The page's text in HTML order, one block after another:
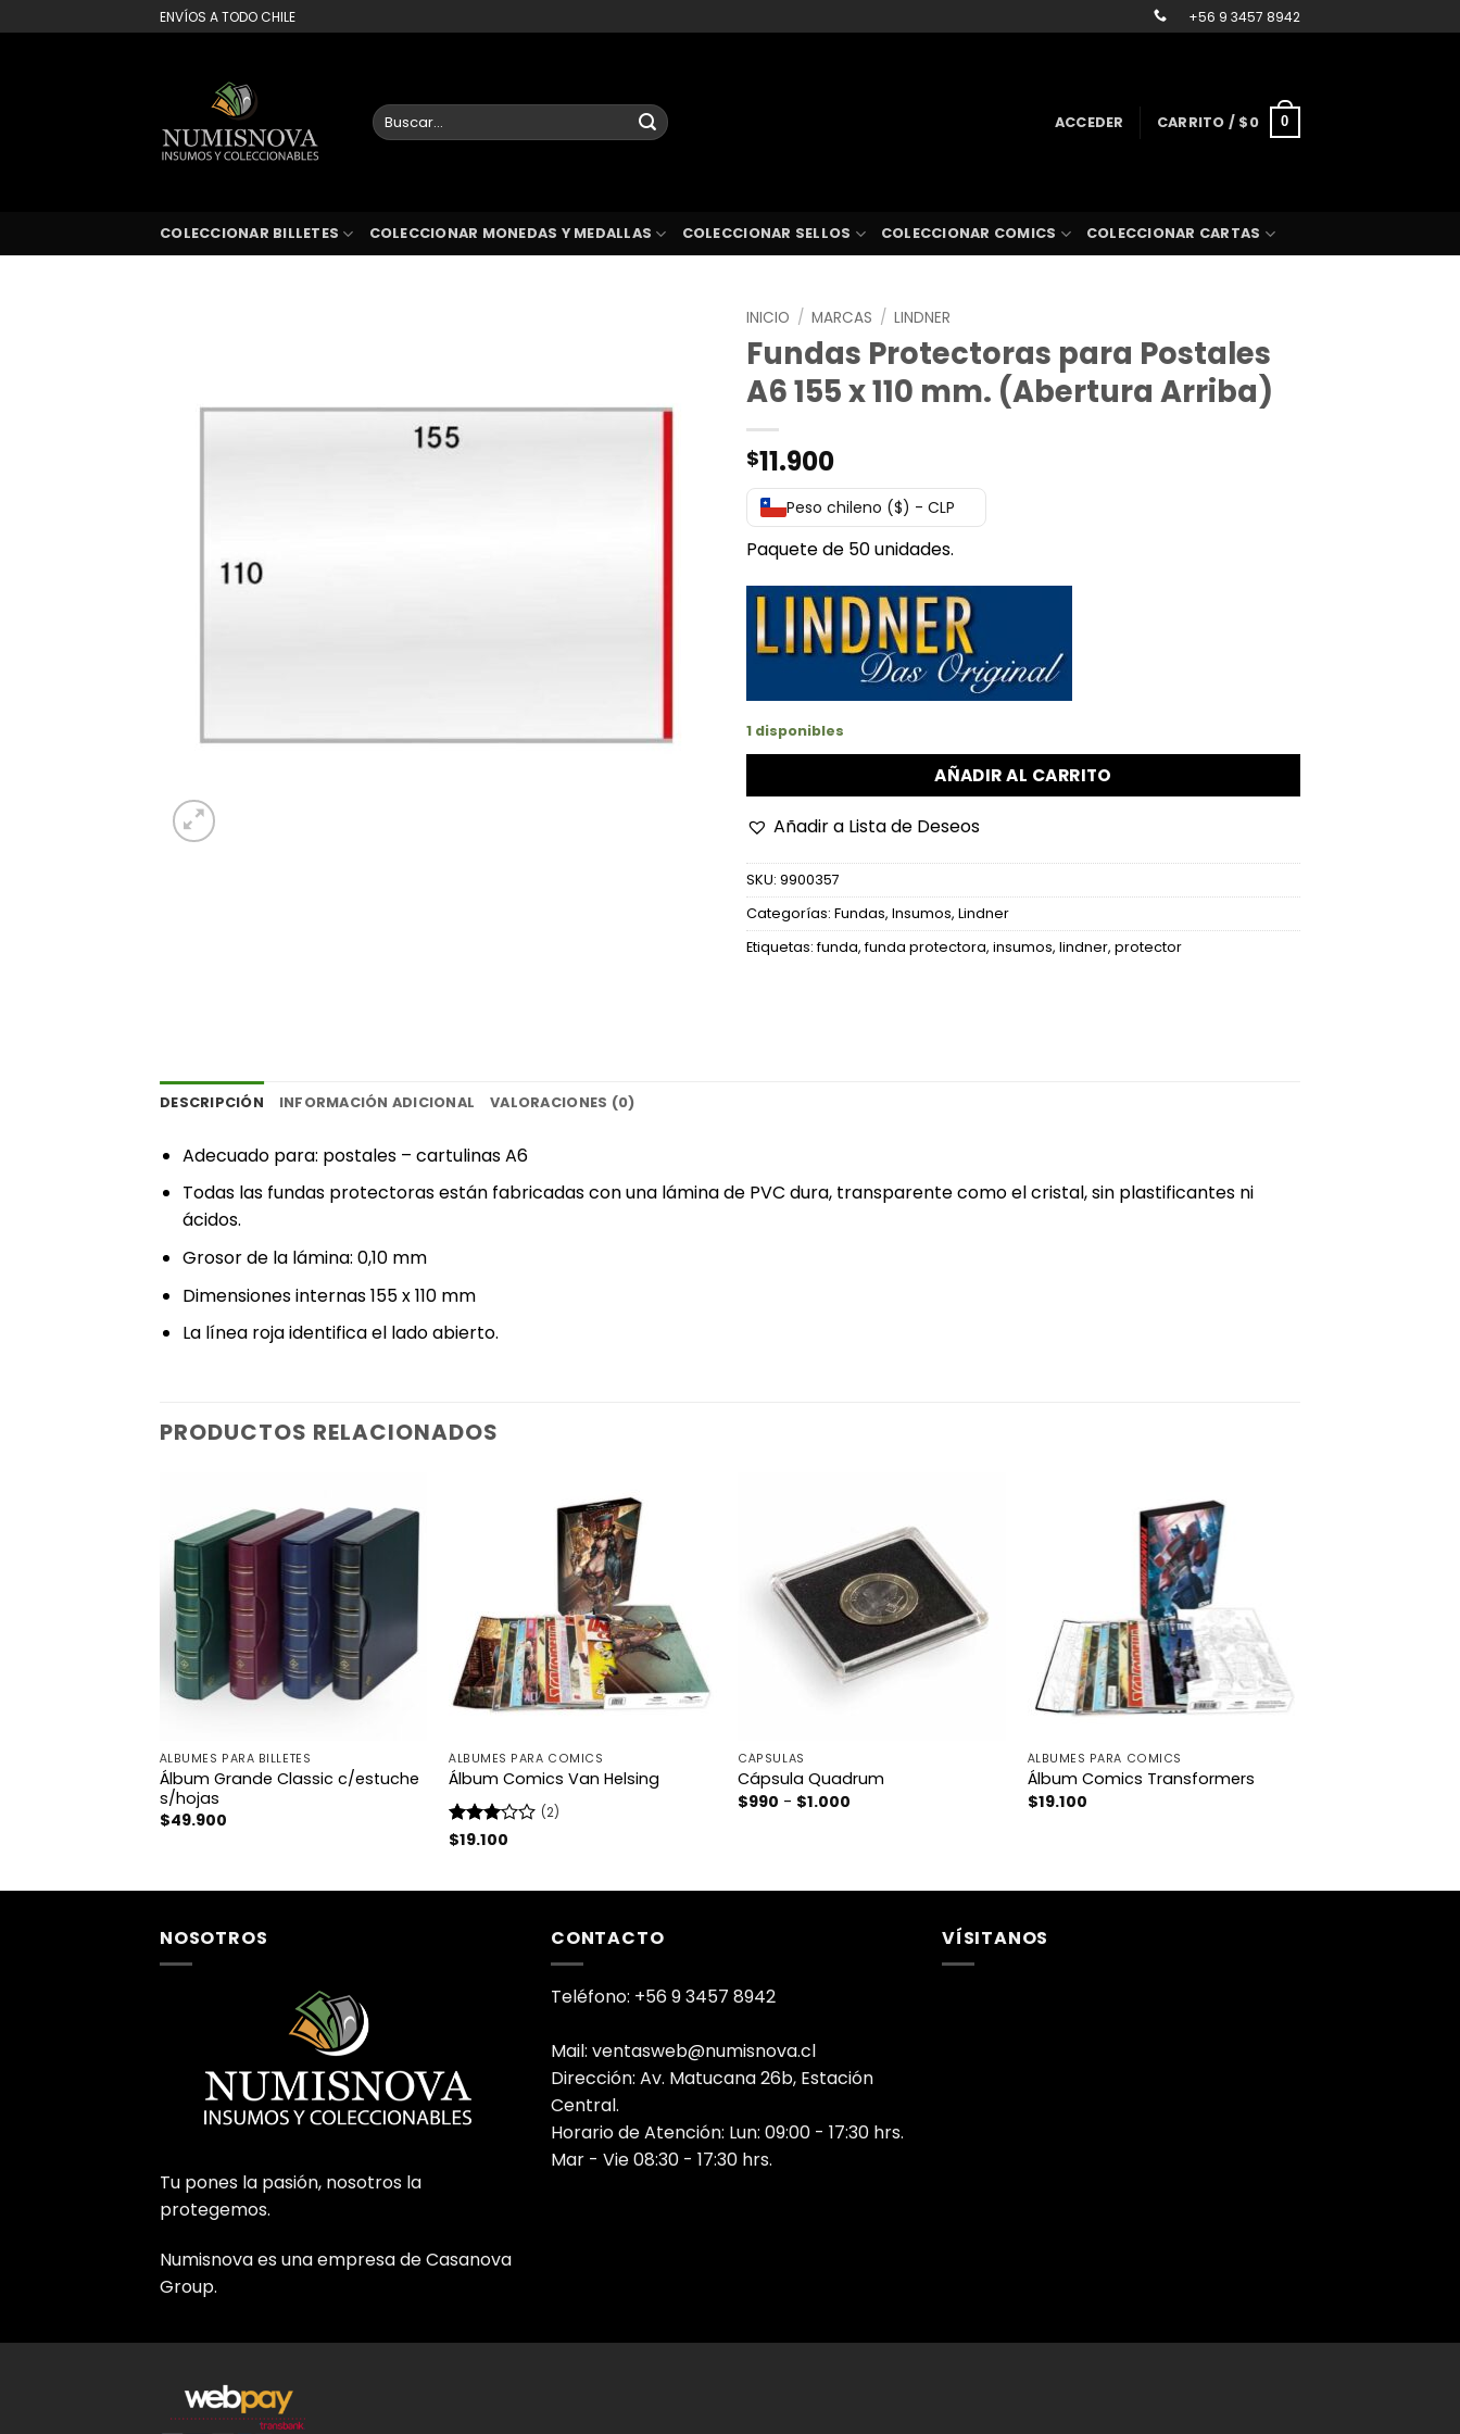
al
ENVÍOS A TODO CHILE +56 9 3457 8942
Buscar
por:
ACCEDER CARRITO / $0 0
COLECCIONAR BILLETES COLECCIONAR MONEDAS Y MEDALLAS COLECCIONAR SELLOS COLECCIONAR COMICS COLECCIONAR CARTAS
INICIO / MARCAS / LINDNER
Fundas Protectoras para Postales
A6 155 x 110 mm. (Abertura Arriba)
$11.900
Peso chileno ($) - CLP
Paquete de 50 unidades.
1 disponibles
AÑADIR AL CARRITO
Añadir a Lista de Deseos
SKU: 9900357
Categorías: Fundas, Insumos, Lindner
Etiquetas:funda,funda protectora, insumos, lindner, protector
DESCRIPCIÓN INFORMACIÓN ADICIONAL VALORACIONES (0)
Adecuado para: postales – cartulinas A6
Todas las fundas protectoras están fabricadas con una lámina de PVC dura, transparente como el cristal, sin plastificantes ni
ácidos.
Grosor de la lámina: 0,10 mm
Dimensiones internas 155 x 110 mm
La línea roja identifica el lado abierto.
PRODUCTOS RELACIONADOS
ÁLBUMES PARA BILLETES
Álbum Grande Classic c/estuche
s/hojas
$49.900
ÁLBUMES PARA COMICS
Álbum Comics Van Helsing
Valorado
(2)
$19.100
CÁPSULAS
Cápsula Quadrum
$990 - $1.000
$1.000
ÁLBUMES PARA COMICS
Álbum Comics Transformers
$19.100
NOSOTROS
Tu pones la pasión, nosotros la
protegemos.
Numisnova es una empresa de Casanova
Group.
CONTACTO
Teléfono: +56 9 3457 8942
Mail: ventasweb@numisnova.cl
Dirección: Av. Matucana 26b, Estación
Central.
Horario de Atención: Lun: 09:00 - 17:30 hrs.
Mar - Vie 08:30 - 17:30 hrs.
VÍSITANOS